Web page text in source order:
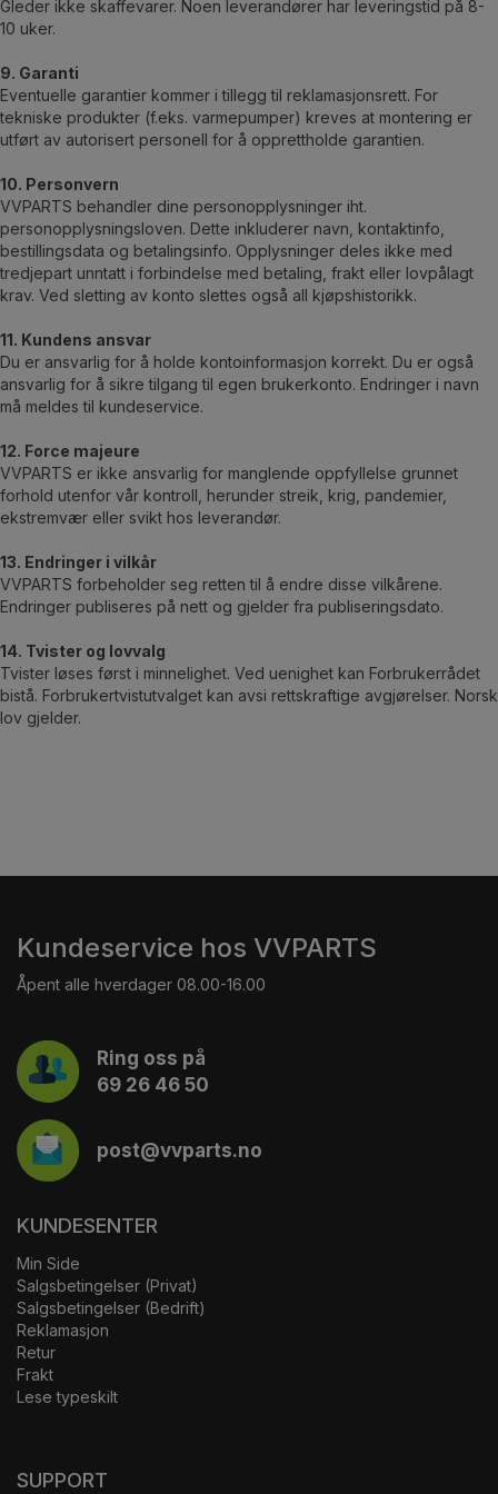
Gleder ikke skaffevarer. Noen leverandører har leveringstid på 8-
10 uker.
9. Garanti
Eventuelle garantier kommer i tillegg til reklamasjonsrett. For
tekniske produkter (f.eks. varmepumper) kreves at montering er
utført av autorisert personell for å opprettholde garantien.
10. Personvern
VVPARTS behandler dine personopplysninger iht.
personopplysningsloven. Dette inkluderer navn, kontaktinfo,
bestillingsdata og betalingsinfo. Opplysninger deles ikke med
tredjepart unntatt i forbindelse med betaling, frakt eller lovpålagt
krav. Ved sletting av konto slettes også all kjøpshistorikk.
11. Kundens ansvar
Du er ansvarlig for å holde kontoinformasjon korrekt. Du er også
ansvarlig for å sikre tilgang til egen brukerkonto. Endringer i navn
må meldes til kundeservice.
12. Force majeure
VVPARTS er ikke ansvarlig for manglende oppfyllelse grunnet
forhold utenfor vår kontroll, herunder streik, krig, pandemier,
ekstremvær eller svikt hos leverandør.
13. Endringer i vilkår
VVPARTS forbeholder seg retten til å endre disse vilkårene.
Endringer publiseres på nett og gjelder fra publiseringsdato.
14. Tvister og lovvalg
Tvister løses først i minnelighet. Ved uenighet kan Forbrukerrådet
bistå. Forbrukertvistutvalget kan avsi rettskraftige avgjørelser. Norsk
lov gjelder.
Kundeservice hos VVPARTS
Åpent alle hverdager 08.00-16.00
Ring oss på
69 26 46 50
post@vvparts.no
KUNDESENTER
Min Side
Salgsbetingelser (Privat)
Salgsbetingelser (Bedrift)
Reklamasjon
Retur
Frakt
Lese typeskilt
SUPPORT